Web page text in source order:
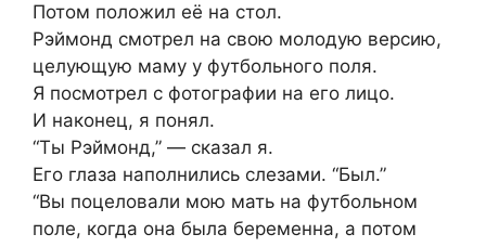
Потом положил её на стол.
Рэймонд смотрел на свою молодую версию,
целующую маму у футбольного поля.
Я посмотрел с фотографии на его лицо.
И наконец, я понял.
“Ты Рэймонд,” — сказал я.
Его глаза наполнились слезами. “Был.”
“Вы поцеловали мою мать на футбольном
поле, когда она была беременна, а потом